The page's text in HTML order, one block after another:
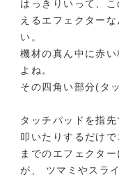
はっきりいって、
えるエフェクター
い。
機材の真ん中に赤
よね。
その四角い部分(タ
タッチパッドを指
叩いたりするだけ
までのエフェクタ
が、 ツマミやスラ